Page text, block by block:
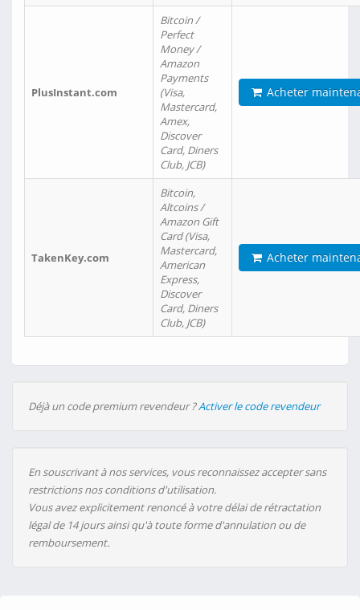
PlusInstant.com
Bitcoin /
Perfect
Money /
Amazon
Payments
(Visa,
Mastercard,
Amex,
Discover
Card, Diners
Club, JCB)
Acheter
TakenKey.com
Bitcoin,
Altcoins /
Amazon Gift
Card (Visa,
Mastercard,
American
Express,
Discover
Card, Diners
Club, JCB)
Acheter
Déjà un code premium revendeur ?Activer le code revendeur
En souscrivant à nos services, vous reconnaissez accepter sans
restrictions nos conditions d'utilisation.
Vous avez explicitement renoncé à votre délai de rétractation
légal de 14 jours ainsi qu'à toute forme d'annulation ou de
remboursement.